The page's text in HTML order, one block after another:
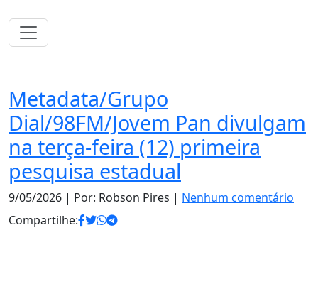
Metadata/Grupo
Dial/98FM/Jovem Pan divulgam
na terça-feira (12) primeira
pesquisa estadual
9/05/2026 | Por: Robson Pires | Nenhum comentário
Compartilhe: